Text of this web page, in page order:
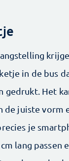
in de bus
gedrukt. Het
de juiste vorm
je
lang passen